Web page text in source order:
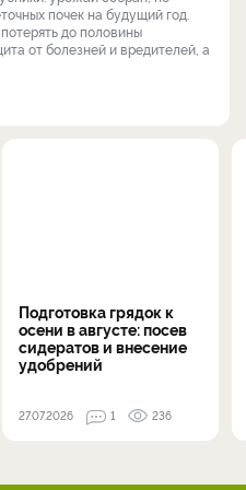
почек на будущий год.
до половины
от болезней и вредителей, а
Подготовка грядок к
осени в августе: посев
сидератов и внесение
удобрений
27.07.2026 1 236